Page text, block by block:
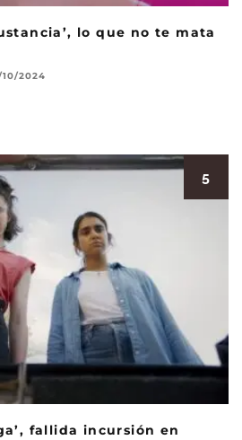
lo que no te mata
2024
5
fallida incursión en